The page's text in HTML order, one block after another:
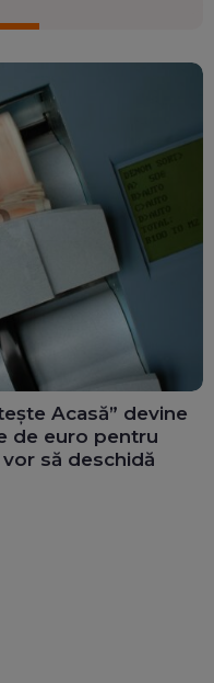
Acasă” devine
de euro pentru
să deschidă